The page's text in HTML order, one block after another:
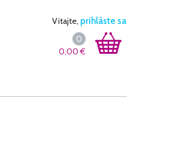
Vitajte, prihláste sa
0
0,00€